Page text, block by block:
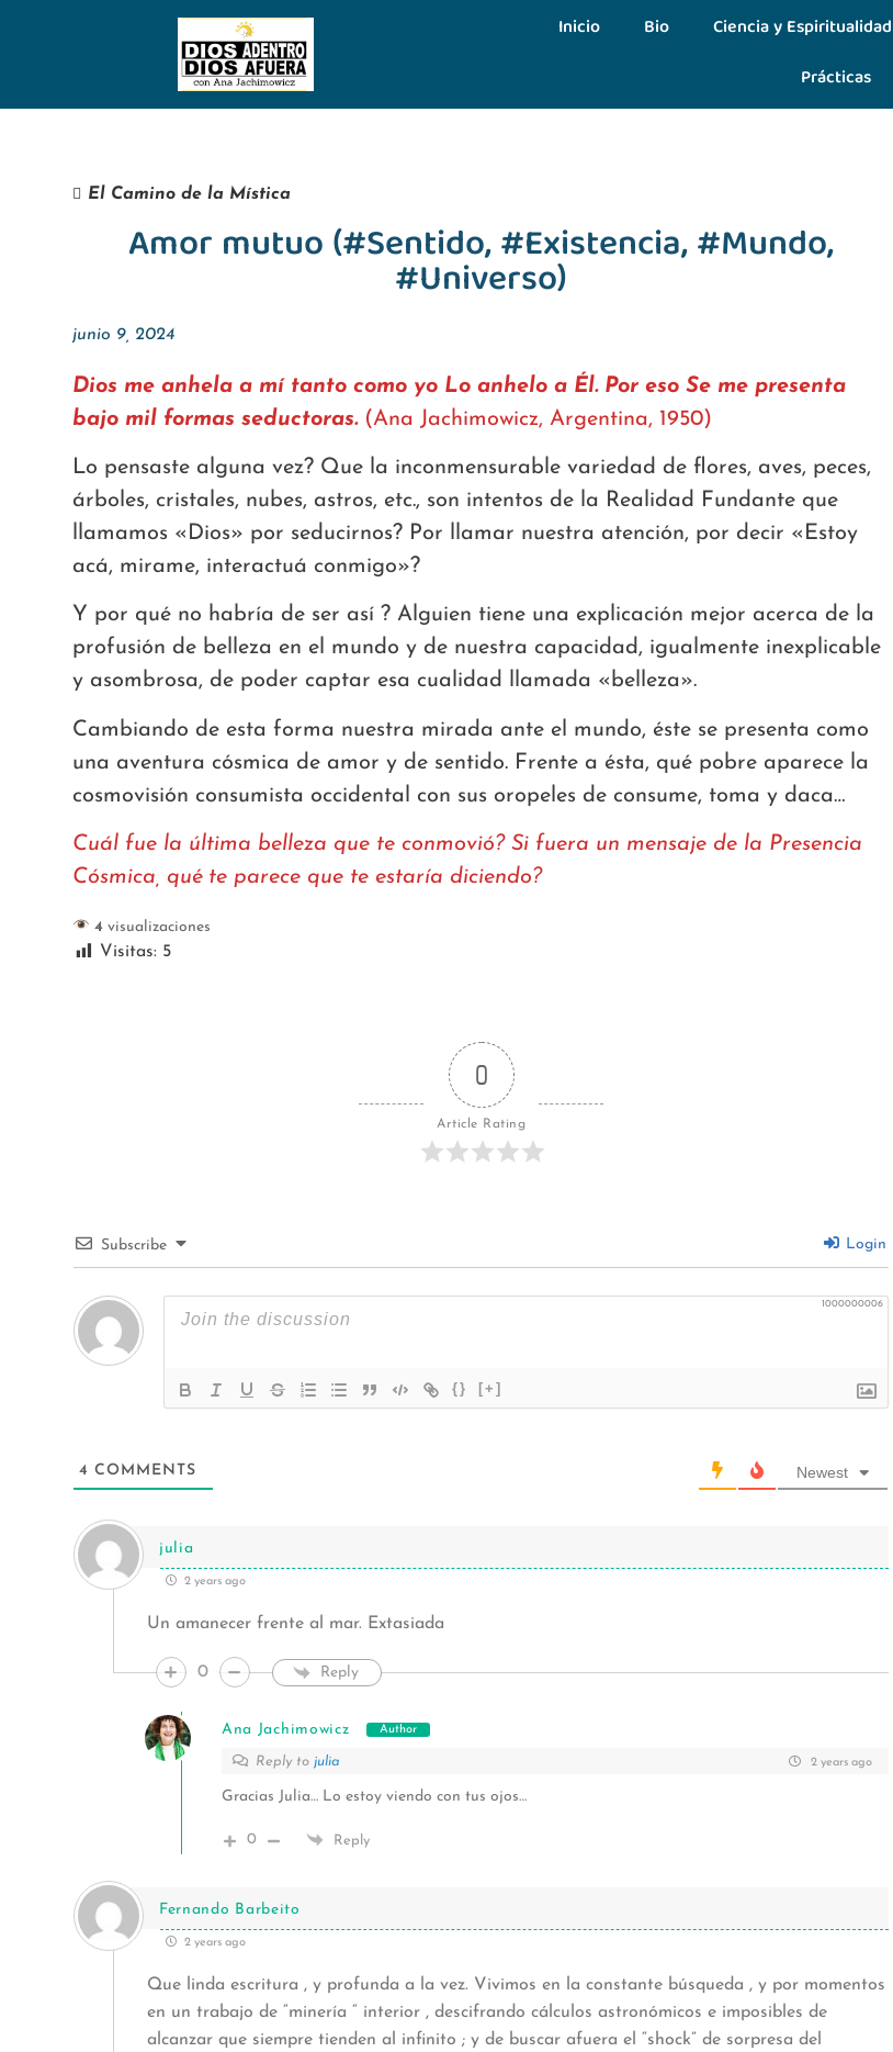
Inicio Bio Ciencia y Espiritualidad
Prácticas
El Camino de la Mística
Amor mutuo (#Sentido, #Existencia, #Mundo,
#Universo)
junio 9, 2024
Dios me anhela a mí tanto como yo Lo anhelo a Él. Por eso Se me presenta
bajo mil formas seductoras.(Ana Jachimowicz, Argentina, 1950)
Lo pensaste alguna vez? Que la inconmensurable variedad de flores, aves, peces,
árboles, cristales, nubes, astros, etc., son intentos de la Realidad Fundante que
llamamos «Dios» por seducirnos? Por llamar nuestra atención, por decir «Estoy
acá, mirame, interactuá conmigo»?
Y por qué no habría de ser así ? Alguien tiene una explicación mejor acerca de la
profusión de belleza en el mundo y de nuestra capacidad, igualmente inexplicable
y asombrosa, de poder captar esa cualidad llamada «belleza».
Cambiando de esta forma nuestra mirada ante el mundo, éste se presenta como
una aventura cósmica de amor y de sentido. Frente a ésta, qué pobre aparece la
cosmovisión consumista occidental con sus oropeles de consume, toma y daca…
Cuál fue la última belleza que te conmovió? Si fuera un mensaje de la Presencia
Cósmica, qué te parece que te estaría diciendo?
4visualizaciones
Visitas: 5
0
Article Rating
Subscribe Login
1000000006
{} [+]
4 COMMENTS Newest
julia
2 years ago
Un amanecer frente al mar. Extasiada
0 Reply
Ana Jachimowicz Author
Reply to julia 2 years ago
Gracias Julia… Lo estoy viendo con tus ojos…
0 Reply
Fernando Barbeito
2 years ago
Que linda escritura , y profunda a la vez. Vivimos en la constante búsqueda , y por momentos
en un trabajo de “minería “ interior , descifrando cálculos astronómicos e imposibles de
alcanzar que siempre tienden al infinito ; y de buscar afuera el “shock” de sorpresa del